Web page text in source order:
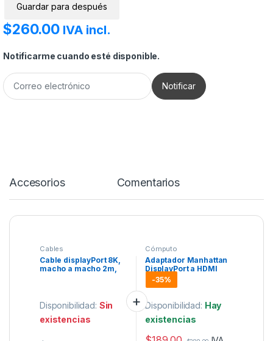
Guardar para después
$260.00 IVA incl.
Notificarme cuando esté disponible.
Accesorios Comentarios
Cables
Cable displayPort 8K,
macho a macho 2m,
Disponibilidad: Sin
existencias
Cómputo
Adaptador Manhattan
DisplayPort a HDMI
Pasivo (DisplayPort
Macho / HDMI
Hembra).
-35%
Disponibilidad: Hay
existencias